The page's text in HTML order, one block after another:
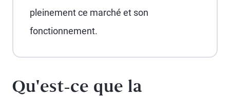
pleinement ce marché et son
fonctionnement.
Qu'est-ce que la